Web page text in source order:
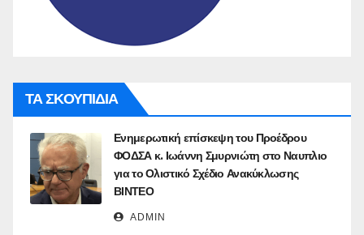
ΤΑ ΣΚΟΥΠΙΔΙΑ
Ενημερωτική επίσκεψη του Προέδρου
ΦΟΔΣΑ κ. Ιωάννη Σμυρνιώτη στο Ναυπλιο
για το Ολιστικό Σχέδιο Ανακύκλωσης
ΒΙΝΤΕΟ
ADMIN